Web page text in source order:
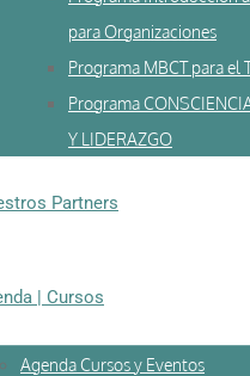
para Organizaciones
Programa MBCT para el
Programa
Y LIDERAZGO
Partners
| Cursos
Agenda Cursos y Eventos